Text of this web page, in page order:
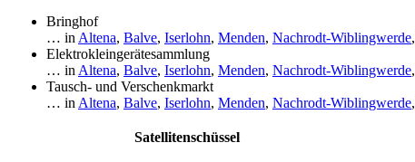
Bringhof
… in Altena, Balve, Iserlohn, Menden, Nachrodt-Wiblingwerde,
Elektrokleingerätesammlung
… in Altena, Balve, Iserlohn, Menden, Nachrodt-Wiblingwerde,
Tausch- und Verschenkmarkt
… in Altena, Balve, Iserlohn, Menden, Nachrodt-Wiblingwerde,
Satellitenschüssel